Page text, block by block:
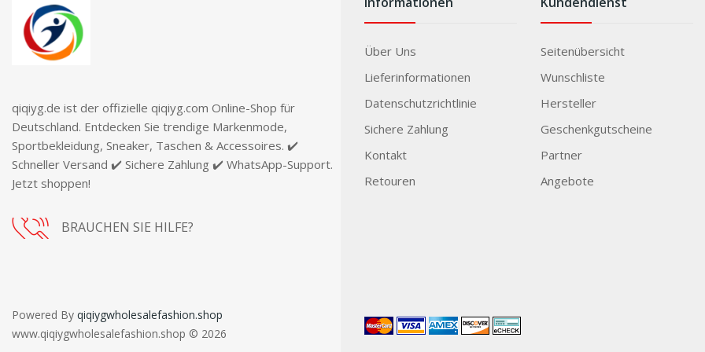
qiqiyg.de ist der offizielle qiqiyg.com Online-Shop für
Deutschland. Entdecken Sie trendige Markenmode,
Sportbekleidung, Sneaker, Taschen & Accessoires. ✔️
Schneller Versand ✔️ Sichere Zahlung ✔️ WhatsApp-Support.
Jetzt shoppen!
BRAUCHEN SIE HILFE?
Über Uns
Lieferinformationen
Datenschutzrichtlinie
Sichere Zahlung
Kontakt
Retouren
Seitenübersicht
Wunschliste
Hersteller
Geschenkgutscheine
Partner
Angebote
Powered By qiqiygwholesalefashion.shop
www.qiqiygwholesalefashion.shop © 2026